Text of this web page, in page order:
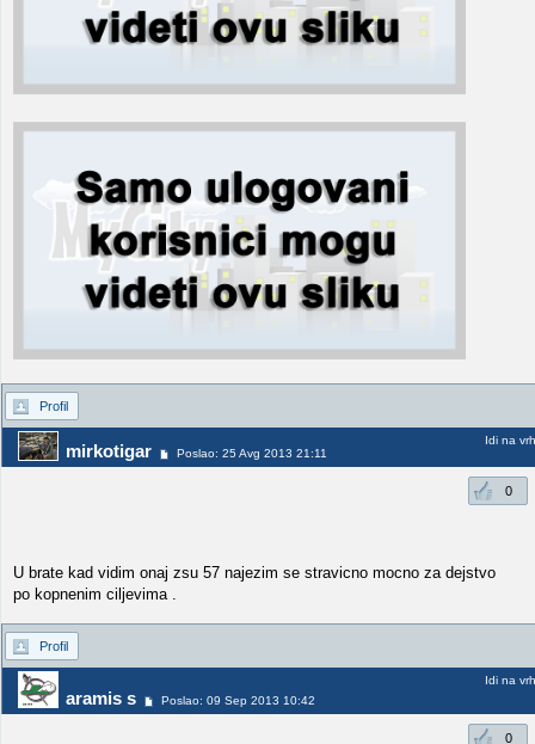
Profil
mirkotigar Poslao: 25 Avg 2013 21:11
Idi na vrh
0
U brate kad vidim onaj zsu 57 najezim se stravicno mocno za dejstvo
po kopnenim ciljevima .
Profil
aramis s Poslao: 09 Sep 2013 10:42
Idi na vrh
0